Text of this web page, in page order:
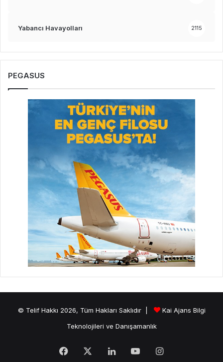
Yabancı Havayolları 2115
PEGASUS
© Telif Hakkı 2026, Tüm Hakları Saklıdır |
Kai Ajans Bilgi
Teknolojileri ve Danışamanlık
Facebook LinkedInYouTubeInstagram